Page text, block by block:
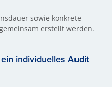
sowie konkrete
erstellt werden.
individuelles Audit